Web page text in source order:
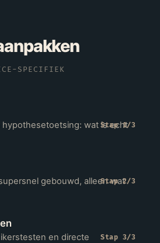
SPECIFIEK
hypothesetoetsing: wat is echt
Stap1/3
gebouwd, alleen wat
Stap2/3
en directe
Stap 3/3